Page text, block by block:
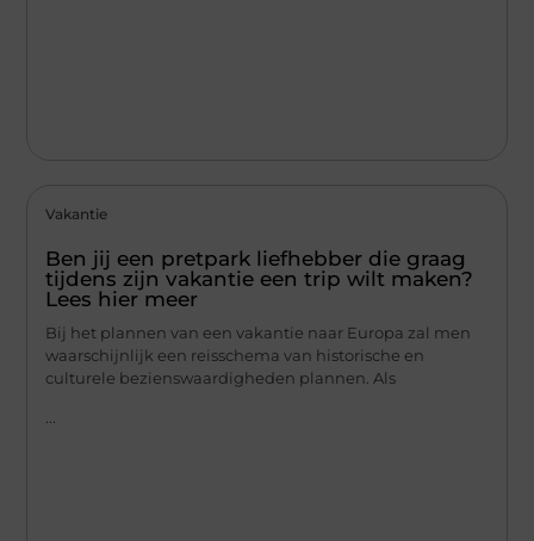
Vakantie
Ben jij een pretpark liefhebber die graag
tijdens zijn vakantie een trip wilt maken?
Lees hier meer
Bij het plannen van een vakantie naar Europa zal men
waarschijnlijk een reisschema van historische en
culturele bezienswaardigheden plannen. Als